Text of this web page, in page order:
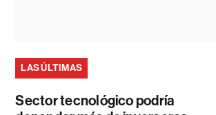
LAS ÚLTIMAS
Sector tecnológico podría